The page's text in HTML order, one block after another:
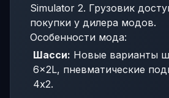
Simulator 2. Грузовик
покупки у дилера модов.
Особенности мода:
Шасси: Новые варианты
6x2L, пневматические
4x2.